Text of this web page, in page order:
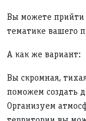
Вы можете прийти
тематике вашего
А как же вариант:
Вы скромная,
поможем создать
Организуем